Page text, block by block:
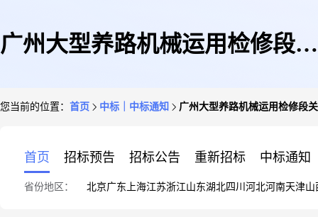
广州大型养路机械运用检修段关
您当前的位置： 首页 中标｜中标通知 广州大型养路机械运用检修段
首页 招标预告 招标公告 重新招标 中标通知
省份地区： 北京广东 上海江苏浙江山东湖北四川 河北河南天津山